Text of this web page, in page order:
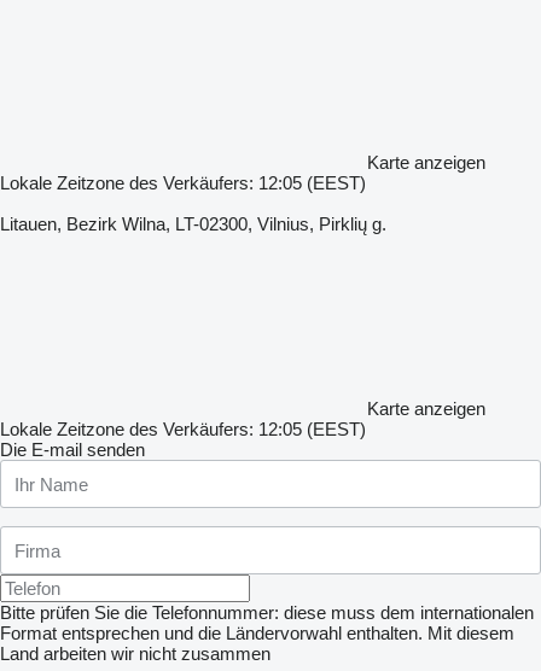
Karte anzeigen
Lokale Zeitzone des Verkäufers: 12:05 (EEST)
Litauen, Bezirk Wilna, LT-02300, Vilnius, Pirklių g.
Karte anzeigen
Lokale Zeitzone des Verkäufers: 12:05 (EEST)
Die E-mail senden
Bitte prüfen Sie die Telefonnummer: diese muss dem internationalen
Format entsprechen und die Ländervorwahl enthalten. Mit diesem
Land arbeiten wir nicht zusammen